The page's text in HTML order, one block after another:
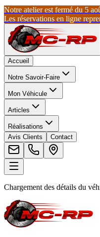
Notre atelier est fermé du 5
Les réservations en ligne
Accueil
Notre Savoir-Faire
Mon Véhicule
Articles
Réalisations
Avis Clients
Contact
Chargement des détails du